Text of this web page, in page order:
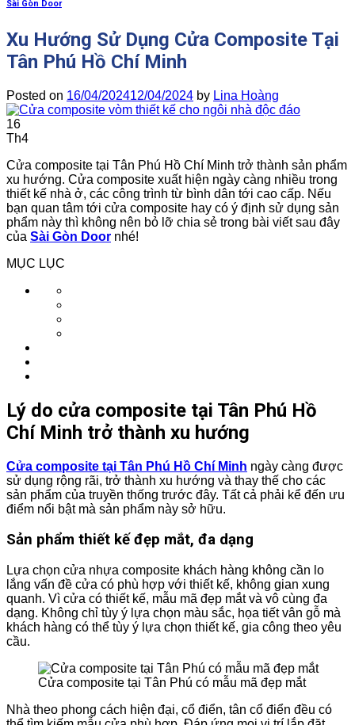
Sài Gòn Door
Xu Hướng Sử Dụng Cửa Composite Tại
Tân Phú Hồ Chí Minh
Posted on 16/04/202412/04/2024 by Lina Hoàng
16
Th4
Cửa composite tại Tân Phú Hồ Chí Minh trở thành sản phẩm
xu hướng. Cửa composite xuất hiện ngày càng nhiều trong
thiết kế nhà ở, các công trình từ bình dân tới cao cấp. Nếu
bạn quan tâm tới cửa composite hay có ý định sử dụng sản
phẩm này thì không nên bỏ lỡ chia sẻ trong bài viết sau đây
của Sài Gòn Door nhé!
MỤC LỤC
Lý do cửa composite tại Tân Phú Hồ
Chí Minh trở thành xu hướng
Cửa composite tại Tân Phú Hồ Chí Minh ngày càng được
sử dụng rộng rãi, trở thành xu hướng và thay thế cho các
sản phẩm của truyền thống trước đây. Tất cả phải kể đến ưu
điểm nổi bật mà sản phẩm này sở hữu.
Sản phẩm thiết kế đẹp mắt, đa dạng
Lựa chọn cửa nhựa composite khách hàng không cần lo
lắng vấn đề cửa có phù hợp với thiết kế, không gian xung
quanh. Vì cửa có thiết kế, mẫu mã đẹp mắt và vô cùng đa
dạng. Không chỉ tùy ý lựa chọn màu sắc, họa tiết vân gỗ mà
khách hàng có thể tùy ý lựa chọn thiết kế, gia công theo yêu
cầu.
Cửa composite tại Tân Phú có mẫu mã đẹp mắt
Nhà theo phong cách hiện đại, cổ điển, tân cổ điển đều có